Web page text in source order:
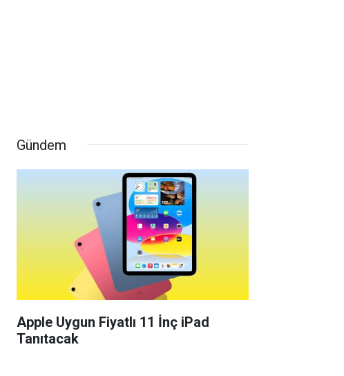
Gündem
Apple Uygun Fiyatlı 11 İnç iPad
Tanıtacak